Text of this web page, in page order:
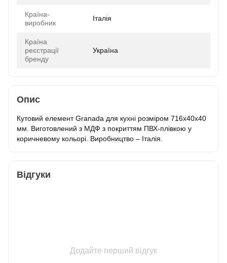
Країна-
виробник
Італія
Країна
реєстрації
бренду
Україна
Опис
Кутовий елемент Granada для кухні розміром 716х40х40
мм. Виготовлений з МДФ з покриттям ПВХ-плівкою у
коричневому кольорі. Виробництво – Італія.
Відгуки
Додайте перший відгук